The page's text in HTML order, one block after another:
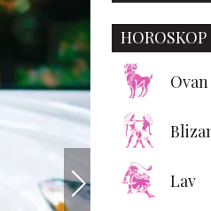
HOROSKOP
Ovan
Lav